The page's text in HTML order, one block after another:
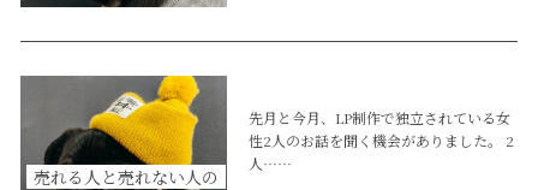
売れる人と売れない人の
先月と今月、LP制作で独立されている女
性2人のお話を聞く機会がありました。 2
人……